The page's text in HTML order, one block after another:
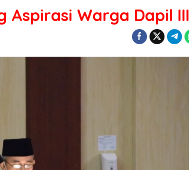
Aspirasi Warga Dapil III